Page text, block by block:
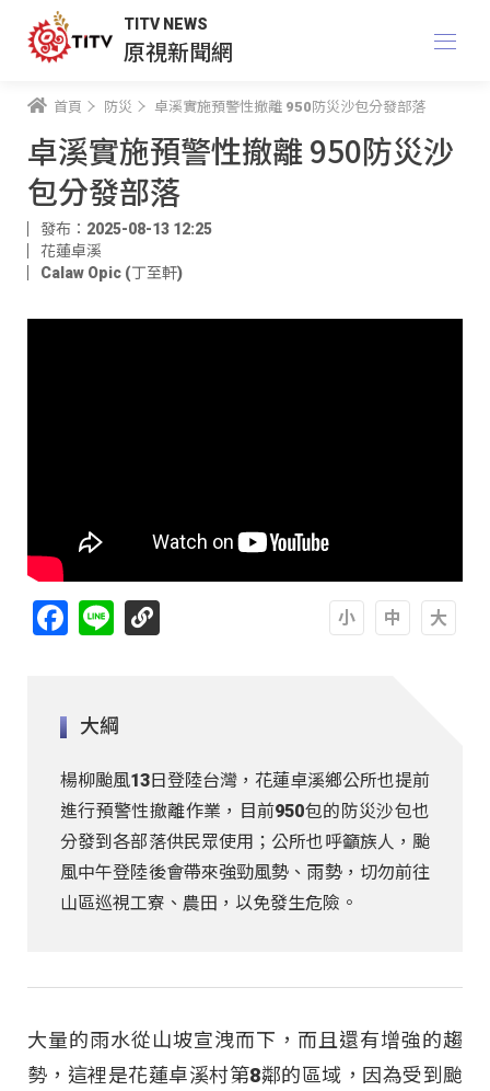
TITV NEWS
原視新聞網
首頁 防災 卓溪實施預警性撤離 950防災沙包分發部落
卓溪實施預警性撤離 950防災沙
包分發部落
發布：2025-08-13 12:25
花蓮卓溪
Calaw Opic (丁至軒)
Facebook
Line
大綱
楊柳颱風13日登陸台灣，花蓮卓溪鄉公所也提前
進行預警性撤離作業，目前950包的防災沙包也
分發到各部落供民眾使用；公所也呼籲族人，颱
風中午登陸後會帶來強勁風勢、雨勢，切勿前往
山區巡視工寮、農田，以免發生危險。
大量的雨水從山坡宣洩而下，而且還有增強的趨
勢，這裡是花蓮卓溪村第8鄰的區域，因為受到颱